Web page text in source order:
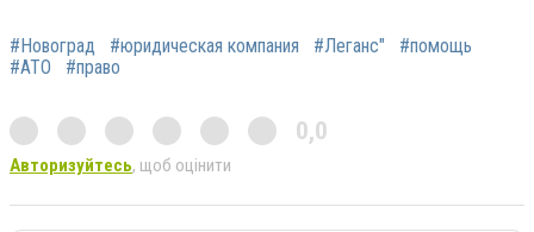
#Новоград #юридическая компания #Леганс"
#помощь
#АТО
#право
0,0
Авторизуйтесь, щоб оцінити